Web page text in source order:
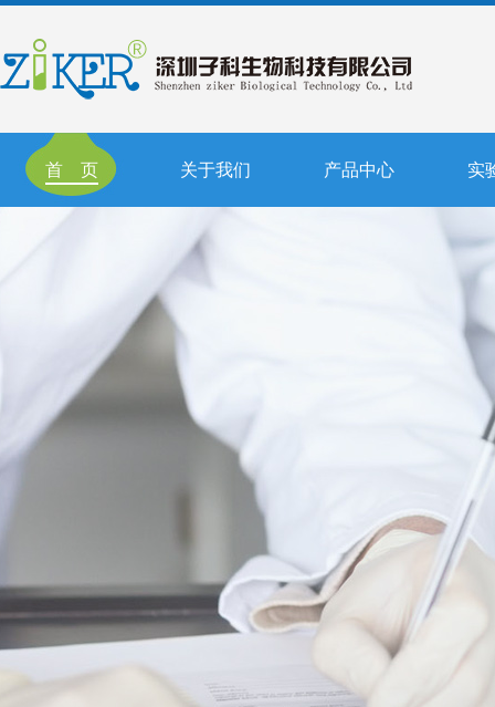
首 页 关于我们 产品中心 实